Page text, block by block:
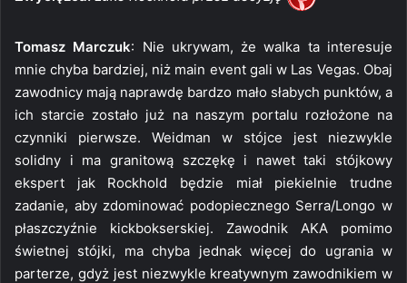
Tomasz Marczuk: Nie ukrywam, że walka ta interesuje
mnie chyba bardziej, niż main event gali w Las Vegas. Obaj
zawodnicy mają naprawdę bardzo mało słabych punktów, a
ich starcie zostało już na naszym portalu rozłożone na
czynniki pierwsze. Weidman w stójce jest niezwykle
solidny i ma granitową szczękę i nawet taki stójkowy
ekspert jak Rockhold będzie miał piekielnie trudne
zadanie, aby zdominować podopiecznego Serra/Longo w
płaszczyźnie kickbokserskiej. Zawodnik AKA pomimo
świetnej stójki, ma chyba jednak więcej do ugrania w
parterze, gdyż jest niezwykle kreatywnym zawodnikiem w